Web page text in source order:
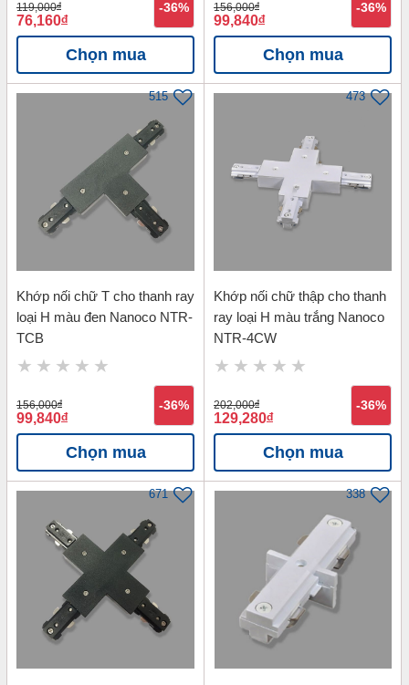
119,000đ
76,160đ
-36%
Chọn mua
156,000đ
99,840đ
-36%
Chọn mua
515
Khớp nối chữ T cho thanh ray
loại H màu đen Nanoco NTR-
TCB
156,000đ
99,840đ
-36%
Chọn mua
473
Khớp nối chữ thập cho thanh
ray loại H màu trắng Nanoco
NTR-4CW
202,000đ
129,280đ
-36%
Chọn mua
671 338